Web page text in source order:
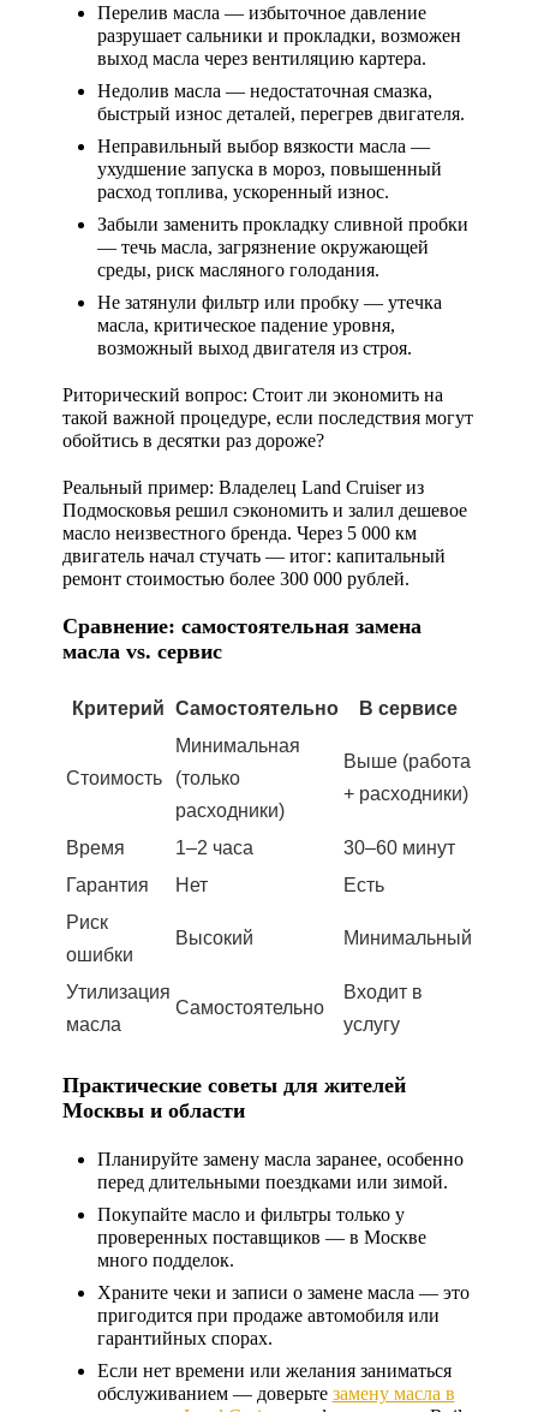
Перелив масла — избыточное давление
разрушает сальники и прокладки, возможен
выход масла через вентиляцию картера.
Недолив масла — недостаточная смазка,
быстрый износ деталей, перегрев двигателя.
Неправильный выбор вязкости масла —
ухудшение запуска в мороз, повышенный
расход топлива, ускоренный износ.
Забыли заменить прокладку сливной пробки
— течь масла, загрязнение окружающей
среды, риск масляного голодания.
Не затянули фильтр или пробку— утечка
масла, критическое падение уровня,
возможный выход двигателя из строя.
Риторический вопрос: Стоит ли экономить на
такой важной процедуре, если последствия могут
обойтись в десятки раз дороже?
Реальный пример: Владелец Land Cruiser из
Подмосковья решил сэкономить и залил дешевое
масло неизвестного бренда. Через 5 000 км
двигатель начал стучать — итог: капитальный
ремонт стоимостью более 300 000 рублей.
Сравнение: самостоятельная замена
масла vs. сервис
Критерий Самостоятельно В сервисе
Стоимость
Минимальная
(только
расходники)
Выше (работа
+ расходники)
Время 1–2 часа
30–60 минут
Гарантия
Нет
Есть
Риск
ошибки
Высокий Минимальный
Утилизация
масла
Самостоятельно
Входит в
услугу
Практические советы для жителей
Москвы и области
Планируйте замену масла заранее, особенно
перед длительными поездками или зимой.
Покупайте масло и фильтры только у
проверенных поставщиков — в Москве
много подделок.
Храните чеки и записи о замене масла — это
пригодится при продаже автомобиля или
гарантийных спорах.
Если нет времени или желания заниматься
обслуживанием — доверьте замену масла в